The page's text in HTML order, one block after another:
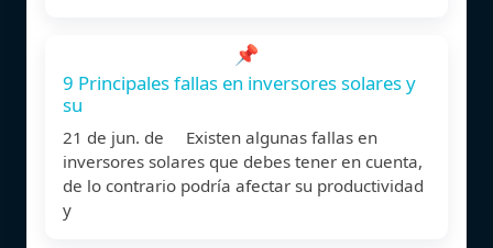
📌
9 Principales fallas en inversores solares y
su
21 de jun. de Existen algunas fallas en
inversores solares que debes tener en cuenta,
de lo contrario podría afectar su productividad
y